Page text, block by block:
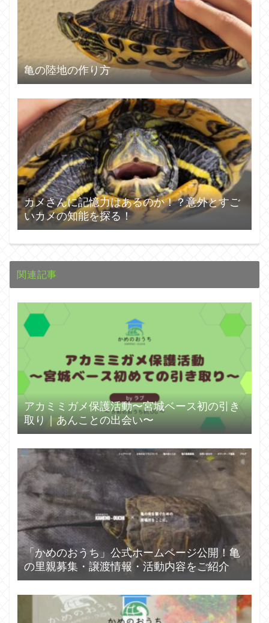
亀の陸地の作り方
カメさんに記憶力はあるのか！？意外とすご
いカメの知能を探る！
関連記事
アカミミガメ保護活動〜宮城ベース初の引き
取り｜あんことの出会い〜
「かめのおうち」公式ホームページ公開！亀
の里親募集・譲渡情報・活動内容をご紹介